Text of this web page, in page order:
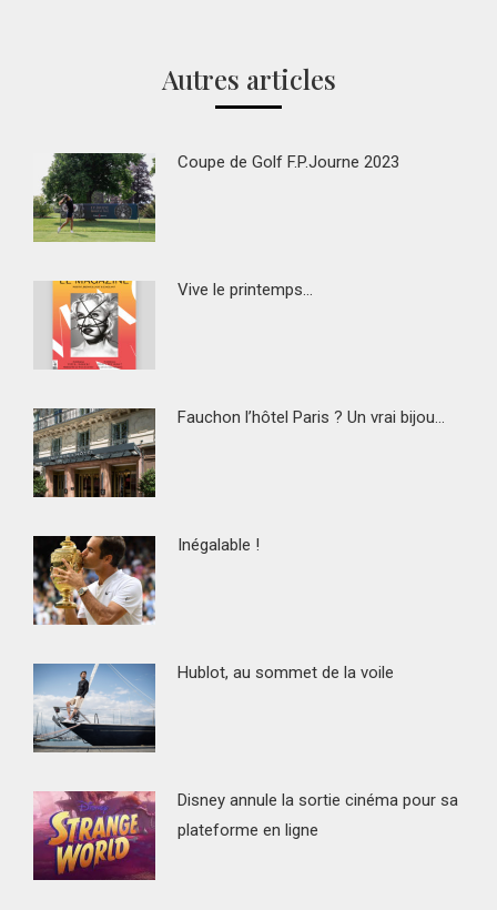
Autres articles
Coupe de Golf F.P.Journe 2023
Vive le printemps…
Fauchon l’hôtel Paris ? Un vrai bijou…
Inégalable !
Hublot, au sommet de la voile
Disney annule la sortie cinéma pour sa
plateforme en ligne